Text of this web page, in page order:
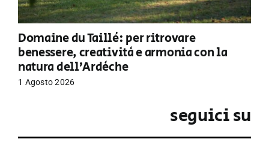
Domaine du Taillé: per ritrovare
benessere, creatività e armonia con la
natura dell’Ardèche
1 Agosto 2026
seguici su